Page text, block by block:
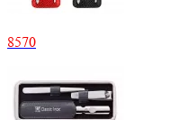
8570